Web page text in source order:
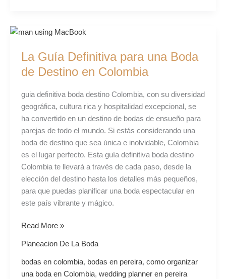
La Guía Definitiva para una Boda
de Destino en Colombia
guia definitiva boda destino Colombia, con su diversidad
geográfica, cultura rica y hospitalidad excepcional, se
ha convertido en un destino de bodas de ensueño para
parejas de todo el mundo. Si estás considerando una
boda de destino que sea única e inolvidable, Colombia
es el lugar perfecto. Esta guía definitiva boda destino
Colombia te llevará a través de cada paso, desde la
elección del destino hasta los detalles más pequeños,
para que puedas planificar una boda espectacular en
este país vibrante y mágico.
La
Definitiva
para
Boda
de
Destino
en
Colombia
Read More »
Planeacion De La Boda
bodas en colombia, bodas en pereira, como organizar
una boda en Colombia, wedding planner en pereira